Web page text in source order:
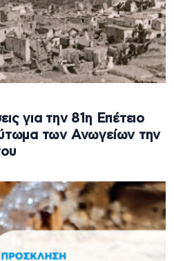
για την 81η Επέτειο
των Ανωγείων την